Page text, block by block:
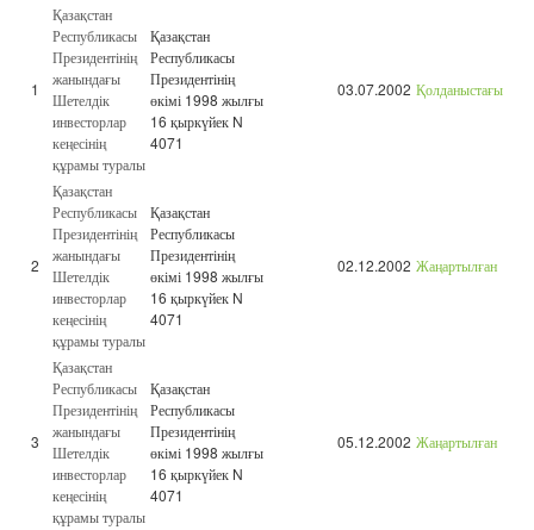
1
Қазақстан
Республикасы
Президентінің
жанындағы
Шетелдік
инвесторлар
кеңесінің
құрамы туралы
Қазақстан
Республикасы
Президентінің
өкімі 1998 жылғы
16 қыркүйек N
4071
03.07.2002 Қолданыстағы
2
Қазақстан
Республикасы
Президентінің
жанындағы
Шетелдік
инвесторлар
кеңесінің
құрамы туралы
Қазақстан
Республикасы
Президентінің
өкімі 1998 жылғы
16 қыркүйек N
4071
02.12.2002 Жаңартылған
3
Қазақстан
Республикасы
Президентінің
жанындағы
Шетелдік
инвесторлар
кеңесінің
құрамы туралы
Қазақстан
Республикасы
Президентінің
өкімі 1998 жылғы
16 қыркүйек N
4071
05.12.2002 Жаңартылған